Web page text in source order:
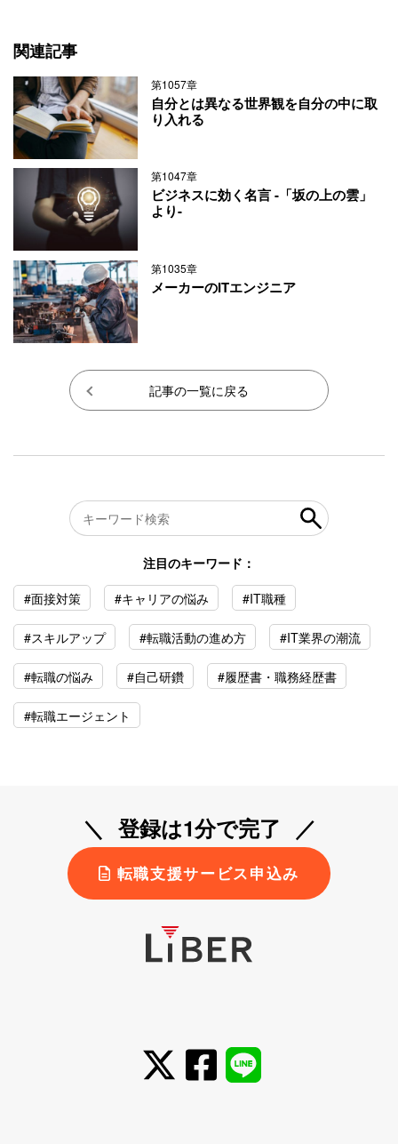
関連記事
第1057章
自分とは異なる世界観を自分の中に取
り入れる
第1047章
ビジネスに効く名言 -「坂の上の雲」
より-
第1035章
メーカーのITエンジニア
記事の一覧に戻る
注目のキーワード：
#面接対策
#キャリアの悩み #IT職種
#スキルアップ #転職活動の進め方 #IT業界の潮流
#転職の悩み #自己研鑽 #履歴書・職務経歴書
#転職エージェント
登録は1分で完了
転職支援サービス申込み